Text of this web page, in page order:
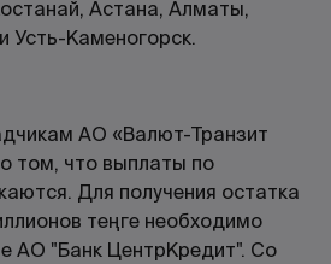
Астана, Алматы,
Усть-Каменогорск.
АО «Валют-Транзит
том, что выплаты по
Для получения остатка
теңге необходимо
АО "Банк ЦентрКредит". Со